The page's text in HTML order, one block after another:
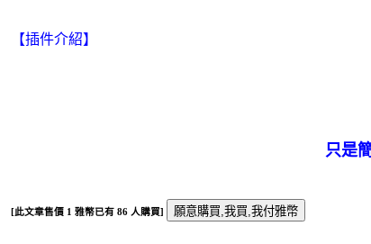
【插件介紹】
只是
[此文章售價 1 雅幣已有 86 人購買]